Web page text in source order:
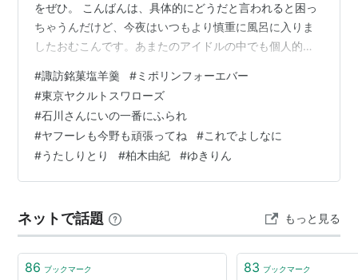
をぜひ。 こんばんは、具体的にどうだと言われると困っ
ちゃうんだけど、今夜はいつもより慎重に風呂に入りま
したおむこんです。あまたのアイドルの中でも個人的に
ねっていう存在でした。ミポリン、フォーエバー。 で、
東京ヤクルトスワローズ、石川柊太にはいの一番に断ら
れ、ヤフーレと今野は楽天へ。ん、楽天？金銭トレード
だったら、これで人的補償は、よしなにってことならい
いけど、ここからまた人的補償はキツいなあ。まあ、い
きなり鷲さんと濃密なやりとりしてるから、何…
#諏訪銘菓塩羊羹 #ミポリンフォーエバー
#東京ヤクルトスワローズ
#石川さんにいの一番にふられ
#ヤフーレも今野も頑張ってね #これでよしなに
#うたしりとり #柏木由紀 #ゆきりん
ネットで話題 もっと見る
86 ブックマーク 83 ブックマーク